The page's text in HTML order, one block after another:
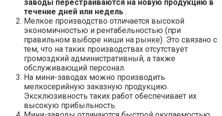
заводы перестраиваются на новую продукцию в
течение дней или недель .
Мелкое производство отличается высокой
экономичностью и рентабельностью (при
правильном выборе ниши на рынке). Это связано с
тем, что на таких производствах отсутствует
громоздкий административный, а также
обслуживающий персонал.
На мини-заводах можно производить
мелкосерийную заказную продукцию.
Эксклюзивность таких работ обеспечивает их
высокую прибыльность.